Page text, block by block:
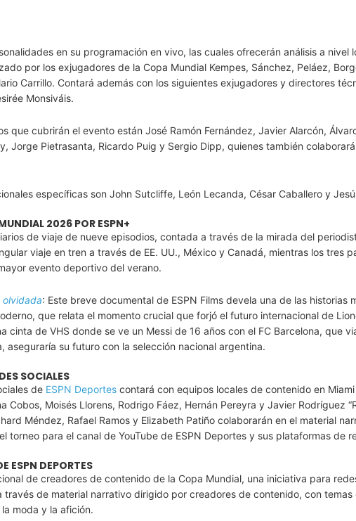
en su programación en vivo, las cuales ofrecerán análisis a nivel
por los exjugadores de la Copa Mundial Kempes, Sánchez, Peláez,
Carrillo. Contará además con los siguientes exjugadores y directores
Monsiváis.
que cubrirán el evento están José Ramón Fernández, Javier Alarcón,
Jorge Pietrasanta, Ricardo Puig y Sergio Dipp, quienes también
específicas son John Sutcliffe, León Lecanda, César Caballero y
2026 POR ESPN+
de viaje de nueve episodios, contada a través de la mirada del
viaje en tren a través de EE. UU., México y Canadá, mientras los tres
evento deportivo del verano.
olvidada: Este breve documental de ESPN Films devela una de las historias
que relata el momento crucial que forjó el futuro internacional de
cinta de VHS donde se ve un Messi de 16 años con el FC Barcelona, que
aseguraría su futuro con la selección nacional argentina.
SOCIALES
de ESPN Deportes contará con equipos locales de contenido en
Cobos, Moisés Llorens, Rodrigo Fáez, Hernán Pereyra y Javier Rodríguez
Méndez, Rafael Ramos y Elizabeth Patiño colaborarán en el material
torneo para el canal de YouTube de ESPN Deportes y sus plataformas de
ESPN DEPORTES
de creadores de contenido de la Copa Mundial, una iniciativa para
de material narrativo dirigido por creadores de contenido, con temas
moda y la afición.